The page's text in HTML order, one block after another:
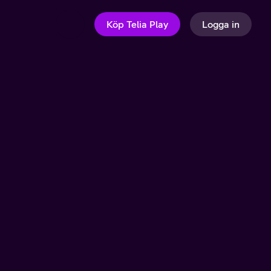
Köp Telia Play Logga in